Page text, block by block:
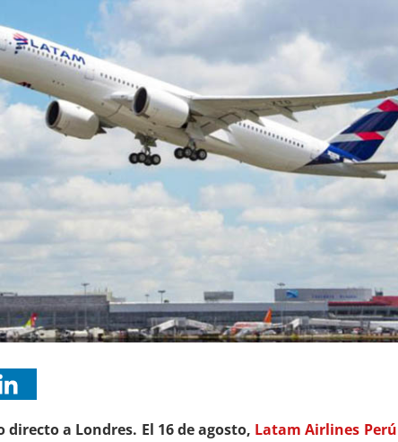
a Londres. El 16 de agosto, Latam Airlines Perú